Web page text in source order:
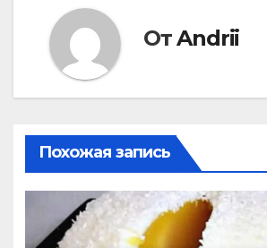
ОтAndrii
Похожая запись